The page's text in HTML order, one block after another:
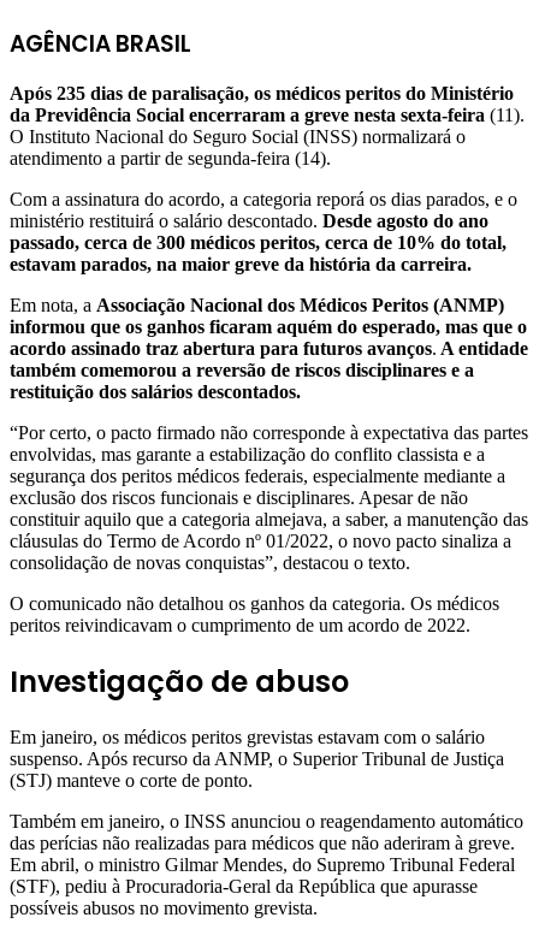
AGÊNCIA BRASIL
Após 235 dias de paralisação, os médicos peritos do Ministério
da Previdência Social encerraram a greve nesta sexta-feira (11).
O Instituto Nacional do Seguro Social (INSS) normalizará o
atendimento a partir de segunda-feira (14).
Com a assinatura do acordo, a categoria reporá os dias parados, e o
ministério restituirá o salário descontado. Desde agosto do ano
passado, cerca de 300 médicos peritos, cerca de 10% do total,
estavam parados, na maior greve da história da carreira.
Em nota, a Associação Nacional dos Médicos Peritos (ANMP)
informou que os ganhos ficaram aquém do esperado, mas que o
acordo assinado traz abertura para futuros avanços. A entidade
também comemorou a reversão de riscos disciplinares e a
restituição dos salários descontados.
“Por certo, o pacto firmado não corresponde à expectativa das partes
envolvidas, mas garante a estabilização do conflito classista e a
segurança dos peritos médicos federais, especialmente mediante a
exclusão dos riscos funcionais e disciplinares. Apesar de não
constituir aquilo que a categoria almejava, a saber, a manutenção das
cláusulas do Termo de Acordo nº 01/2022, o novo pacto sinaliza a
consolidação de novas conquistas”, destacou o texto.
O comunicado não detalhou os ganhos da categoria. Os médicos
peritos reivindicavam o cumprimento de um acordo de 2022.
Investigação de abuso
Em janeiro, os médicos peritos grevistas estavam com o salário
suspenso. Após recurso da ANMP, o Superior Tribunal de Justiça
(STJ) manteve o corte de ponto.
Também em janeiro, o INSS anunciou o reagendamento automático
das perícias não realizadas para médicos que não aderiram à greve.
Em abril, o ministro Gilmar Mendes, do Supremo Tribunal Federal
(STF), pediu à Procuradoria-Geral da República que apurasse
possíveis abusos no movimento grevista.